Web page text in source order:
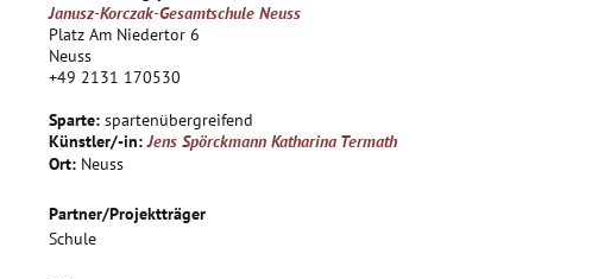
Janusz-Korczak-Gesamtschule Neuss
Platz Am Niedertor 6
Neuss
+49 2131 170530
Sparte: spartenübergreifend
Künstler/-in: Jens Spörckmann Katharina Termath
Ort: Neuss
Partner/Projektträger
Schule